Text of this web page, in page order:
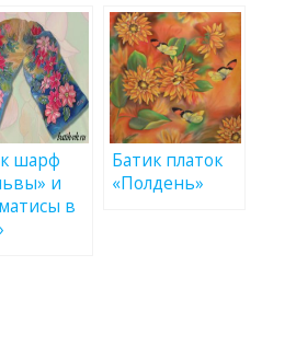
шарф
и
в
Батик платок
«Полдень»